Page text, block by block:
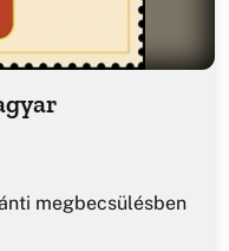
megbecsülésben